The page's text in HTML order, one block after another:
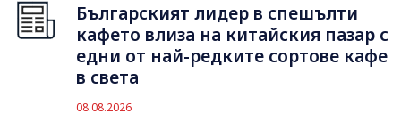
Българският лидер в спешълти
кафето влиза на китайския пазар с
едни от най-редките сортове кафе
в света
08.08.2026